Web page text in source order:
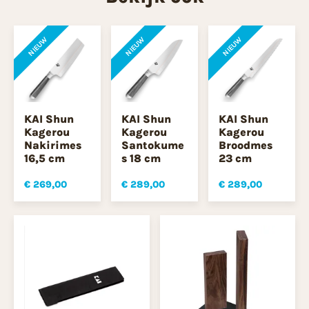
NIEUW
KAI Shun
Kagerou
Nakirimes
16,5 cm
€ 269,00
NIEUW
KAI Shun
Kagerou
Santokume
s 18 cm
€ 289,00
NIEUW
KAI Shun
Kagerou
Broodmes
23 cm
€ 289,00